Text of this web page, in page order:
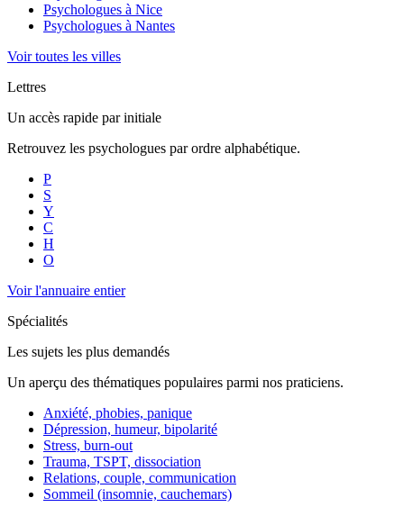
Psychologues à Nice
Psychologues à Nantes
Voir toutes les villes
Lettres
Un accès rapide par initiale
Retrouvez les psychologues par ordre alphabétique.
P
S
Y
C
H
O
Voir l'annuaire entier
Spécialités
Les sujets les plus demandés
Un aperçu des thématiques populaires parmi nos praticiens.
Anxiété, phobies, panique
Dépression, humeur, bipolarité
Stress, burn-out
Trauma, TSPT, dissociation
Relations, couple, communication
Sommeil (insomnie, cauchemars)